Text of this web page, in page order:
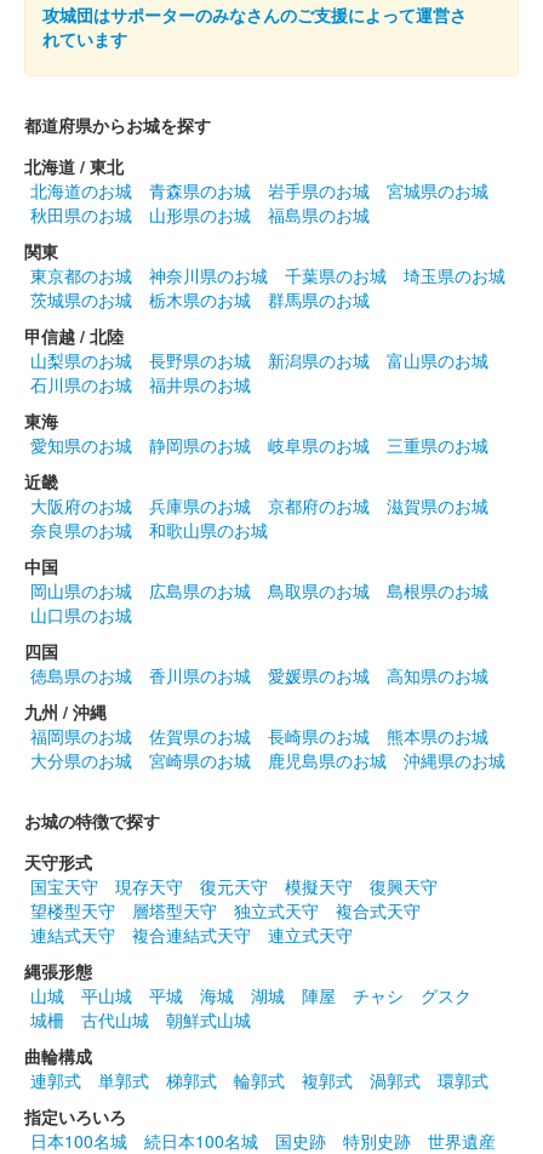
販売終了
されているときだけ販売可能。
箕輪城 登城記念証
長野氏業版
群馬戦国御城印サミットで先行販売された後、ふれあい市が開催
されているときだけ販売可能。
箕輪城 登城記念証
されているときだけ販売可能。
箕輪城 登城記念証 長野方業版
群馬戦国御城印サミットで先行販売された後、ふれあい市が開催
されているときだけ販売可能。
箕輪城 登城記念証 滝川一益版
箕輪城 登城記念証
北条氏邦版
群馬戦国御城印サミットで先行販売された後、ふれあい市が開催
されているときだけ販売可能。
箕輪城 登城記念証
群馬戦国御城印サミットで先行販売された後、ふれあい市が開催
されているときだけ販売可能。
攻城団はサポーターのみなさんのご支援によって運営さ
れています
都道府県からお城を探す
北海道 / 東北
北海道のお城
青森県のお城 岩手県のお城
宮城県のお城
秋田県のお城
山形県のお城
福島県のお城
関東
東京都のお城
神奈川県のお城 千葉県のお城
埼玉県のお城
茨城県のお城
栃木県のお城
群馬県のお城
甲信越 / 北陸
山梨県のお城
長野県のお城 新潟県のお城
富山県のお城
石川県のお城
福井県のお城
東海
愛知県のお城
静岡県のお城 岐阜県のお城
三重県のお城
近畿
大阪府のお城
兵庫県のお城 京都府のお城
滋賀県のお城
奈良県のお城
和歌山県のお城
中国
岡山県のお城
広島県のお城 鳥取県のお城
島根県のお城
山口県のお城
四国
徳島県のお城
香川県のお城 愛媛県のお城
高知県のお城
九州 / 沖縄
福岡県のお城
佐賀県のお城 長崎県のお城
熊本県のお城
大分県のお城
宮崎県のお城 鹿児島県のお城 沖縄県のお城
お城の特徴で探す
天守形式
国宝天守
現存天守 復元天守 模擬天守
復興天守
望楼型天守
層塔型天守 独立式天守
複合式天守
連結式天守
複合連結式天守
連立式天守
縄張形態
山城
平山城 平城 海城 湖城 陣屋 チャシ
グスク
城柵
古代山城
朝鮮式山城
曲輪構成
連郭式
単郭式 梯郭式 輪郭式 複郭式 渦郭式
環郭式
指定いろいろ
日本100名城
続日本100名城 国史跡 特別史跡 世界遺産